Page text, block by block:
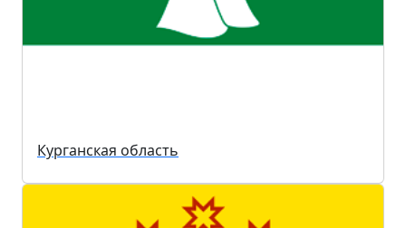
Курганская область